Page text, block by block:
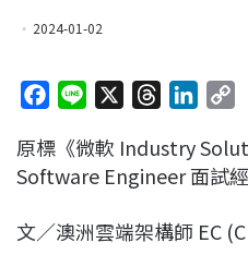
2024-01-02
c
e
o
n
e
r
e
d
n
k
d
p
y
i
原標《微軟 Industry
Software Engineer 面試經
文／澳洲雲端架構師 EC